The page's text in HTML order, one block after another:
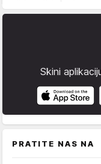
Skini
PRATITE NAS NA